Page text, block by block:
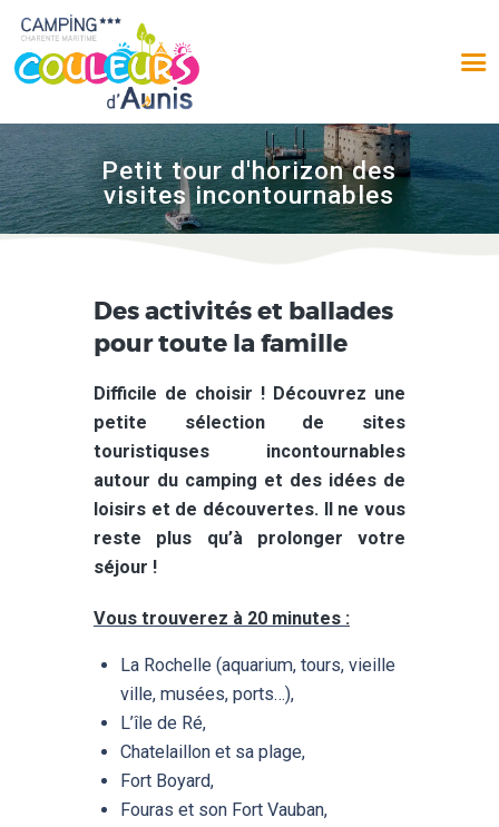
LE CAMPING
EMPLACEMENTS
LOCATIONS
AUX ALENTOURS
PHOTOS
AVIS
FAQ
ACCÈS
CONTACT
Petit tour d'horizon des
visites incontournables
Des activités et ballades
pour toute la famille
Difficile de choisir ! Découvrez une
petite sélection de sites
touristiquses incontournables
autour du camping et des idées de
loisirs et de découvertes. Il ne vous
reste plus qu’à prolonger votre
séjour !
Vous trouverez à 20 minutes :
La Rochelle (aquarium, tours, vieille
ville, musées, ports…),
L’île de Ré,
Chatelaillon et sa plage,
Fort Boyard,
Fouras et son Fort Vauban,